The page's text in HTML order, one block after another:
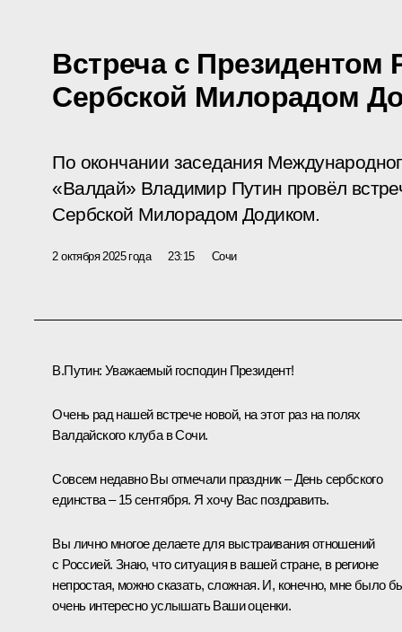
Встреча с Президентом
Сербской Милорадом
По окончании заседания
«Валдай» Владимир Путин провёл
Сербской Милорадом Додиком.
2 октября 2025 года 23:15 Сочи
В.Путин: Уважаемый господин Президент!
Очень рад нашей встрече новой, на этот раз на полях
Валдайского клуба в Сочи.
Совсем недавно Вы отмечали праздник – День сербского
единства – 15 сентября. Я хочу Вас поздравить.
Вы лично многое делаете для выстраивания отношений
с Россией. Знаю, что ситуация в вашей стране, в регионе
непростая, можно сказать, сложная. И, конечно, мне было
очень интересно услышать Ваши оценки.